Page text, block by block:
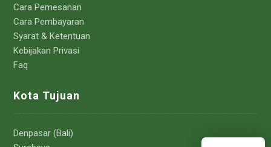
Cara Pemesanan
Cara Pembayaran
Syarat & Ketentuan
Kebijakan Privasi
Faq
Kota Tujuan
Denpasar (Bali)